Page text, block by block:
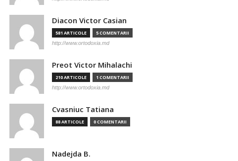
Diacon Victor Casian
581 ARTICOLE 5 COMENTARII
http://www.ortodoxia.md
Preot Victor Mihalachi
210 ARTICOLE 1 COMENTARII
http://www.ortodoxia.md
Cvasniuc Tatiana
88 ARTICOLE 0 COMENTARII
Nadejda B.